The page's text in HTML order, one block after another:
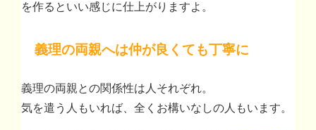
を作るといい感じに仕上がりますよ。
義理の両親へは仲が良くても丁寧に
義理の両親との関係性は人それぞれ。
気を遣う人もいれば、全くお構いなしの人もいます。